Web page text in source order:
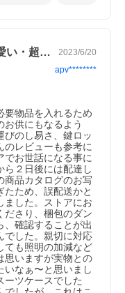
ちょっとお色が違ったけど、可愛い・超軽い 2023/6/20
apv********
要物品を入れるため
供にもなるよう
びのし易さ、鍵ロッ
レビューも参考に
でお世話になる事に
ら２日後には配達し
商品カタログのお写
ため、誤配送かと
ました。ストアにお
ださり、梱包のダン
、確認することが出
でした。親切に対応
ても照明の加減など
思いますが実物との
いなぁ〜と思いまし
ーツケースでした